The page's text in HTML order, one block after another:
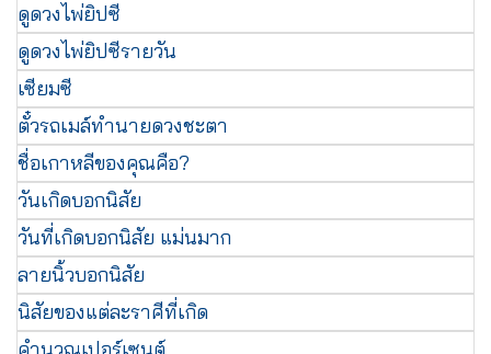
ดูดวงไพ่ยิปซี
ดูดวงไพ่ยิปซีรายวัน
เซียมซี
ตั๋วรถเมล์ทำนายดวงชะตา
ชื่อเกาหลีของคุณคือ?
วันเกิดบอกนิสัย
วันที่เกิดบอกนิสัย แม่นมาก
ลายนิ้วบอกนิสัย
นิสัยของแต่ละราศีที่เกิด